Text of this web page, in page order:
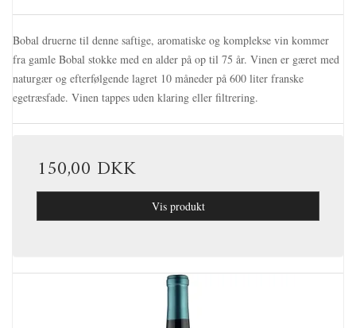
Bobal druerne til denne saftige, aromatiske og komplekse vin kommer
fra gamle Bobal stokke med en alder på op til 75 år. Vinen er gæret med
naturgær og efterfølgende lagret 10 måneder på 600 liter franske
egetræsfade. Vinen tappes uden klaring eller filtrering.
150,00 DKK
Vis produkt